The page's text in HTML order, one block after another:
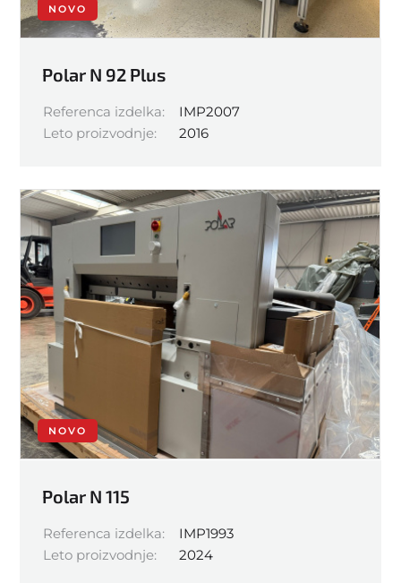
NOVO
Polar N 92 Plus
Referenca izdelka:
IMP2007
Leto proizvodnje:
2016
NOVO
Polar N 115
Referenca izdelka:
IMP1993
Leto proizvodnje:
2024